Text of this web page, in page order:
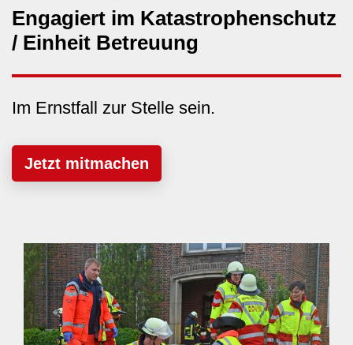
Engagiert im Katastrophenschutz
/ Einheit Betreuung
Im Ernstfall zur Stelle sein.
Jetzt mitmachen